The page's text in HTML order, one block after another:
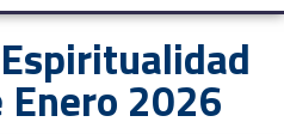
2026